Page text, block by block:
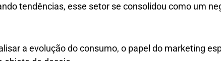
tendências, esse setor se consolidou como um
a evolução do consumo, o papel do marketing